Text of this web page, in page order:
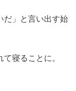
だ」と言い出す始
寝ることに。